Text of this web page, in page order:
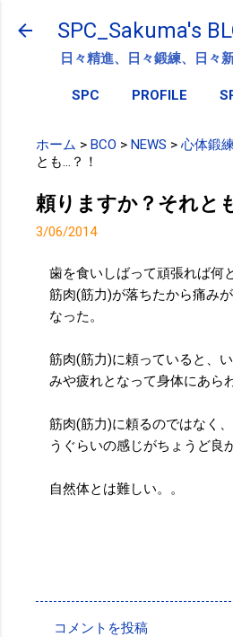
スキップしてメイン コ
SPC_Sakuma's
日々精進、日々鍛練、日々
SPC PROFILE
ホーム > BCO > NEWS > 心体鍛
とも…？！
頼りますか？それと
3/06/2014
歯を食いしばって頑張れば何
筋肉(筋力)が落ちたから痛み
なった。
筋肉(筋力)に頼っていると、
みや疲れとなって身体にあら
筋肉(筋力)に頼るのではなく
うぐらいの感じがちょうど良
自然体とは難しい。。
コメントを投稿